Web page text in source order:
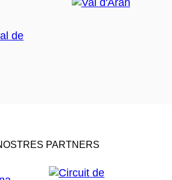
PARTNERS